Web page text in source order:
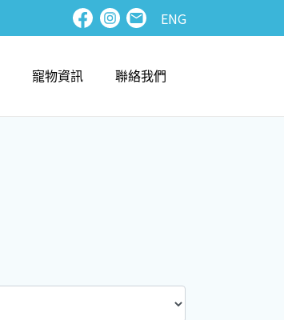
ENG
寵物資訊 聯絡我們